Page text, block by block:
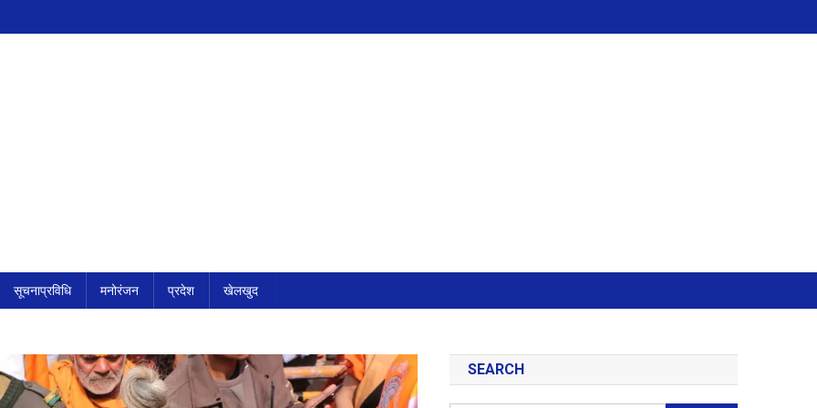
सूचनाप्रविधि मनोरंजन प्रदेश खेलखुद
SEARCH